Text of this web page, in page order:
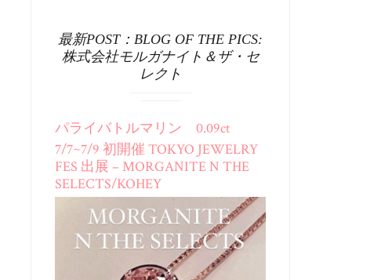
最新POST：BLOG OF THE PICS:
株式会社モルガナイト＆ザ・セ
レクト
パライバトルマリン 0.09ct
7/7~7/9 初開催 TOKYO JEWELRY
FES 出展 – MORGANITE N THE
SELECTS/KOHEY